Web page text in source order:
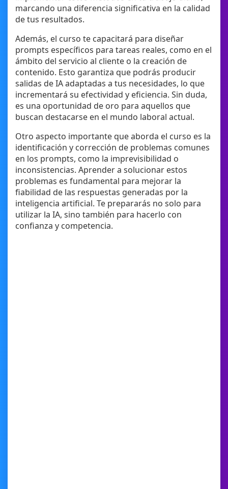
marcando una diferencia significativa en la calidad
de tus resultados.
Además, el curso te capacitará para diseñar
prompts específicos para tareas reales, como en el
ámbito del servicio al cliente o la creación de
contenido. Esto garantiza que podrás producir
salidas de IA adaptadas a tus necesidades, lo que
incrementará su efectividad y eficiencia. Sin duda,
es una oportunidad de oro para aquellos que
buscan destacarse en el mundo laboral actual.
Otro aspecto importante que aborda el curso es la
identificación y corrección de problemas comunes
en los prompts, como la imprevisibilidad o
inconsistencias. Aprender a solucionar estos
problemas es fundamental para mejorar la
fiabilidad de las respuestas generadas por la
inteligencia artificial. Te prepararás no solo para
utilizar la IA, sino también para hacerlo con
confianza y competencia.